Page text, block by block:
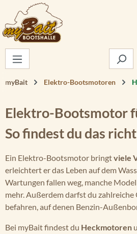
Zum Hauptinhalt springen
myBait Elektro-Bootsmotoren
Elektro-Bootsmotor
So findest du das
Ein Elektro-Bootsmotor bringtviele
erleichtert er das Leben auf dem
Wartungen fallen weg, manche
mehr. Außerdem darfst du zahlreiche
befahren, auf denen Benzin-
Bei myBait findest du Heckmotoren